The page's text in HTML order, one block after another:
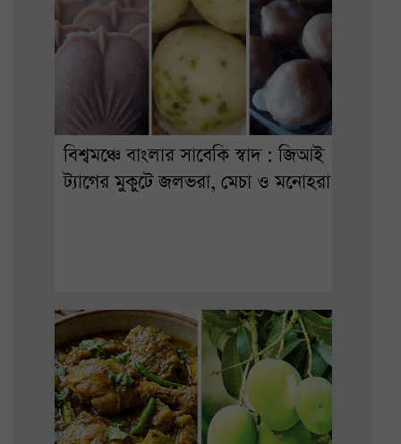
বিশ্বমঞ্চে বাংলার সাবেকি স্বাদ : জিআই
ট্যাগের মুকুটে জলভরা, মেচা ও মনোহরা